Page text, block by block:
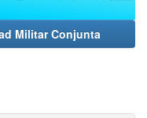
Militar Conjunta